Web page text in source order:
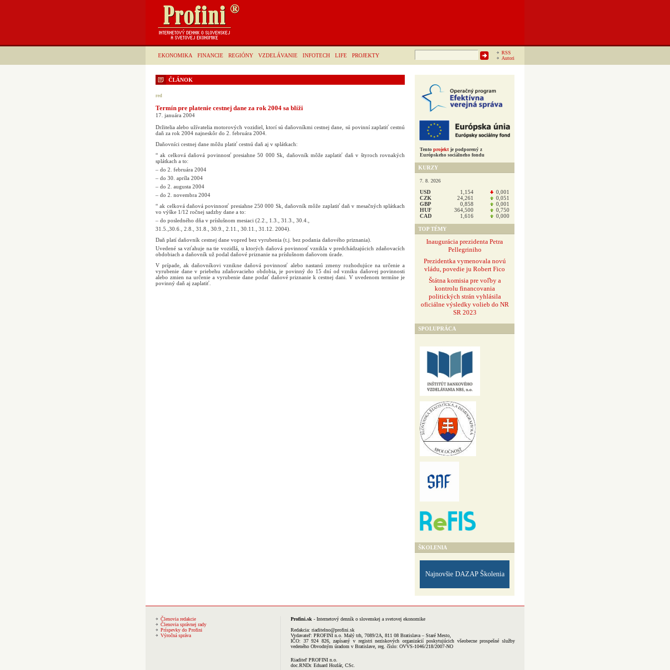
EKONOMIKA FINANCIE REGIÓNY VZDELÁVANIE INFOTECH LIFE PROJEKTY
RSS
Autori
Hľadať:
ČLÁNOK
red
Termín pre platenie cestnej dane za rok 2004 sa blíži
17. januára 2004
Držitelia alebo užívatelia motorových vozidiel, ktorí sú daňovníkmi cestnej dane, sú povinní zaplatiť cestnú
daň za rok 2004 najneskôr do 2. februára 2004.
Daňovníci cestnej dane môžu platiť cestnú daň aj v splátkach:
“ ak celková daňová povinnosť presiahne 50 000 Sk, daňovník môže zaplatiť daň v štyroch rovnakých
splátkach a to:
– do 2. februára 2004
– do 30. apríla 2004
– do 2. augusta 2004
– do 2. novembra 2004
“ ak celková daňová povinnosť presiahne 250 000 Sk, daňovník môže zaplatiť daň v mesačných splátkach
vo výške 1/12 ročnej sadzby dane a to:
– do posledného dňa v príslušnom mesiaci (2.2., 1.3., 31.3., 30.4.,
31.5.,30.6., 2.8., 31.8., 30.9., 2.11., 30.11., 31.12. 2004).
Daň platí daňovník cestnej dane vopred bez vyrubenia (t.j. bez podania daňového priznania).
Uvedené sa vzťahuje na tie vozidlá, u ktorých daňová povinnosť vznikla v predchádzajúcich zdaňovacích
obdobiach a daňovník už podal daňové priznanie na príslušnom daňovom úrade.
V prípade, ak daňovníkovi vznikne daňová povinnosť alebo nastanú zmeny rozhodujúce na určenie a
vyrubenie dane v priebehu zdaňovacieho obdobia, je povinný do 15 dní od vzniku daňovej povinnosti
alebo zmien na určenie a vyrubenie dane podať daňové priznanie k cestnej dani. V uvedenom termíne je
povinný daň aj zaplatiť.
Tento projekt je podporený z
Európskeho sociálneho fondu
KURZY
7. 8. 2026
USD 1,154
0,001
CZK
24,261
0,051
GBP
0,858
0,001
HUF
364,500
0,750
CAD
1,616 0,000
TOP TÉMY
Inaugurácia prezidenta Petra
Pellegriniho
Prezidentka vymenovala novú
vládu, povedie ju Robert Fico
Štátna komisia pre voľby a
kontrolu financovania
politických strán vyhlásila
oficiálne výsledky volieb do NR
SR 2023
SPOLUPRÁCA
ŠKOLENIA
Najnovšie DAZAP Školenia
Členovia redakcie
Členovia správnej rady
Príspevky do Profini
Výročná správa
Profini.sk - Internetový denník o slovenskej a svetovej ekonomike
Redakcia: riaditelno@profini.sk
Vydavateľ: PROFINI n.o. Malý trh, 7089/2A, 811 08 Bratislava – Staré Mesto,
IČO: 37 924 826, zapísaný v registri neziskových organizácií poskytujúcich všeobecne prospešné služby
vedeného Obvodným úradom v Bratislave, reg. číslo: OVVS-1046/218/2007-NO
Riaditeľ PROFINI n.o.
doc.RNDr. Eduard Hozlár, CSc.